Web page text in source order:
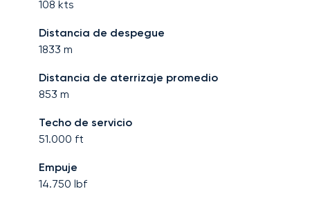
108 kts
Distancia de despegue
1833 m
Distancia de aterrizaje promedio
853 m
Techo de servicio
51.000 ft
Empuje
14.750 lbf